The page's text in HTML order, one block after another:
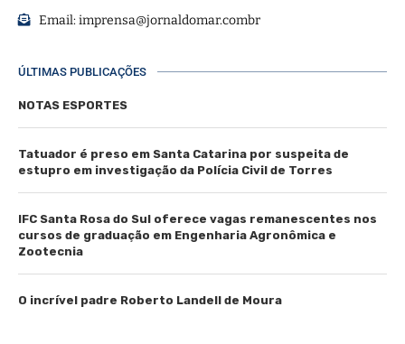
Email:imprensa@jornaldomar.combr
ÚLTIMAS PUBLICAÇÕES
NOTAS ESPORTES
Tatuador é preso em Santa Catarina por suspeita de
estupro em investigação da Polícia Civil de Torres
IFC Santa Rosa do Sul oferece vagas remanescentes nos
cursos de graduação em Engenharia Agronômica e
Zootecnia
O incrível padre Roberto Landell de Moura